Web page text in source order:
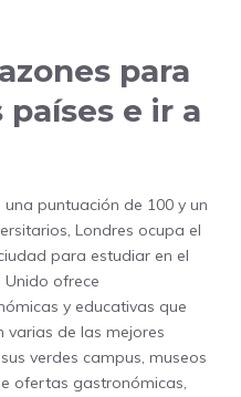
para
e ir a
una puntuación de 100 y un
Londres ocupa el
para estudiar en el
Unido ofrece
y educativas que
varias de las mejores
verdes campus, museos
ofertas gastronómicas,